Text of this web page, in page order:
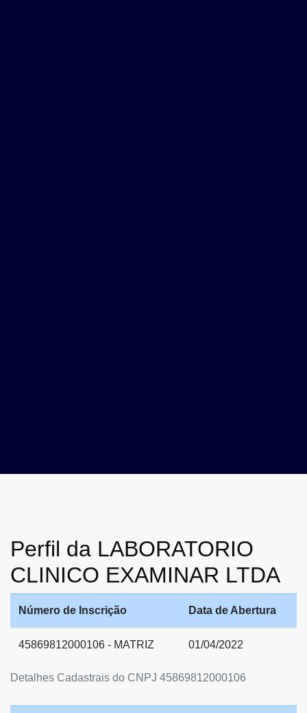
Perfil da LABORATORIO
CLINICO EXAMINAR LTDA
Detalhes Cadastrais do CNPJ 45869812000106
Número de Inscrição Data de Abertura
45869812000106 - MATRIZ 01/04/2022